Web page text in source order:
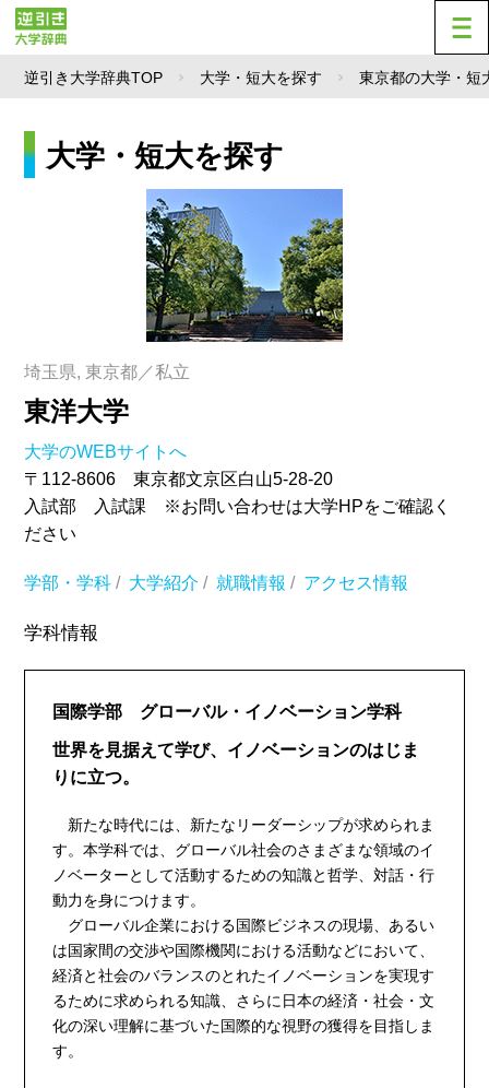
逆引き大学辞典TOP 大学・短大を探す 東京都の大学・短
大学・短大を探す
埼玉県, 東京都／私立
東洋大学
大学のWEBサイトへ
〒112-8606 東京都文京区白山5-28-20
入試部 入試課 ※お問い合わせは大学HPをご確認く
ださい
学部・学科 / 大学紹介 / 就職情報 / アクセス情報
学科情報
国際学部 グローバル・イノベーション学科
世界を見据えて学び、イノベーションのはじま
りに立つ。
新たな時代には、新たなリーダーシップが求められま
す。本学科では、グローバル社会のさまざまな領域のイ
ノベーターとして活動するための知識と哲学、対話・行
動力を身につけます。
グローバル企業における国際ビジネスの現場、あるい
は国家間の交渉や国際機関における活動などにおいて、
経済と社会のバランスのとれたイノベーションを実現す
るために求められる知識、さらに日本の経済・社会・文
化の深い理解に基づいた国際的な視野の獲得を目指しま
す。